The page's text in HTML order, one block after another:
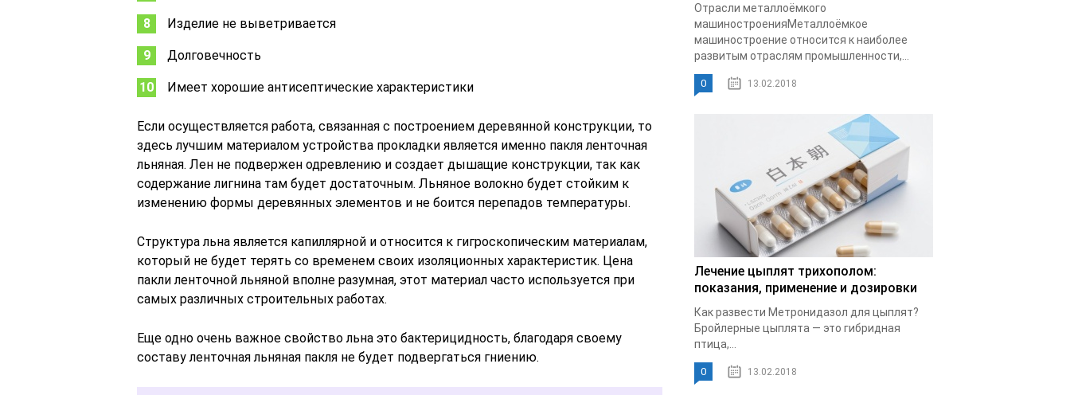
Изделие не выветривается
Долговечность
Имеет хорошие антисептические характеристики
Если осуществляется работа, связанная с построением деревянной конструкции, то
здесь лучшим материалом устройства прокладки является именно пакля ленточная
льняная. Лен не подвержен одревлению и создает дышащие конструкции, так как
содержание лигнина там будет достаточным. Льняное волокно будет стойким к
изменению формы деревянных элементов и не боится перепадов температуры.
Структура льна является капиллярной и относится к гигроскопическим материалам,
который не будет терять со временем своих изоляционных характеристик. Цена
пакли ленточной льняной вполне разумная, этот материал часто используется при
самых различных строительных работах.
Еще одно очень важное свойство льна это бактерицидность, благодаря своему
составу ленточная льняная пакля не будет подвергаться гниению.
Отрасли металлоёмкого
машиностроенияМеталлоёмкое
машиностроение относится к наиболее
развитым отраслям промышленности,...
0 13.02.2018
Лечение цыплят трихополом:
показания, применение и дозировки
Как развести Метронидазол для цыплят?
Бройлерные цыплята — это гибридная
птица,...
0 13.02.2018